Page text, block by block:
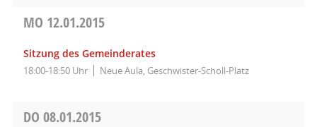
MO 12.01.2015
Sitzung des Gemeinderates
18:00-18:50 Uhr Neue Aula, Geschwister-Scholl-Platz
DO 08.01.2015